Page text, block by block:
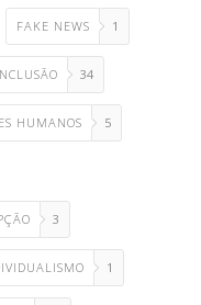
FAKE NEWS 1
34
HUMANOS 5
3
1